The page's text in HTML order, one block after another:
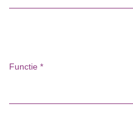
Functie *